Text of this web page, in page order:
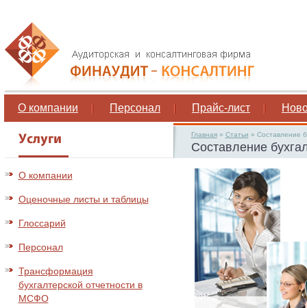
О компании Персонал Прайс-лист
О компании
Оценочные листы и таблицы
Глоссарий
Персонал
Трансформация
бухгалтерской отчетности в
МСФО
Главная » Статьи » Составление
Составление